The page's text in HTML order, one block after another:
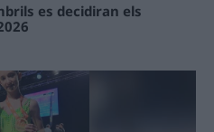
es decidiran els